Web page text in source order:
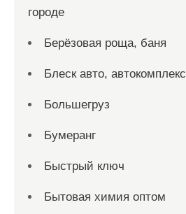
городе
Берёзовая роща, баня
Блеск авто, автокомплекс
Большегруз
Бумеранг
Быстрый ключ
Бытовая химия оптом